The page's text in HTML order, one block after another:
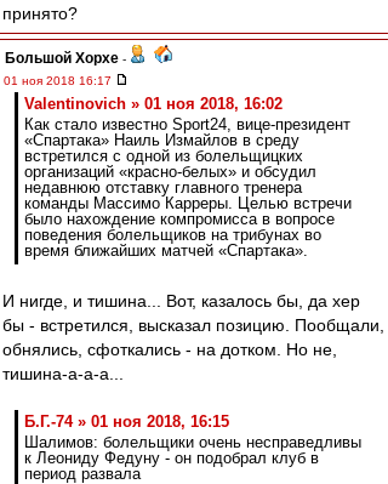
принято?
Большой Хорхе -
01 ноя 2018 16:17
Valentinovich » 01 ноя 2018, 16:02
Как стало известно Sport24, вице-президент
«Спартака» Наиль Измайлов в среду
встретился с одной из болельщицких
организаций «красно-белых» и обсудил
недавнюю отставку главного тренера
команды Массимо Карреры. Целью встречи
было нахождение компромисса в вопросе
поведения болельщиков на трибунах во
время ближайших матчей «Спартака».
И нигде, и тишина... Вот, казалось бы, да хер
бы - встретился, высказал позицию. Пообщали,
обнялись, сфоткались - на дотком. Но не,
тишина-а-а-а...
Б.Г.-74 » 01 ноя 2018, 16:15
Шалимов: болельщики очень несправедливы
к Леониду Федуну - он подобрал клуб в
период развала